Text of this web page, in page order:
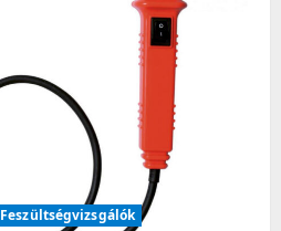
Feszültségvizsgálók